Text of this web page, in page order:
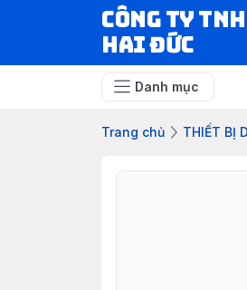
CÔNG TY
HAI ĐỨC
Danh mục
Trang chủ THIẾT BỊ